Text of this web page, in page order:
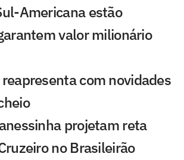
Americana estão
valor milionário
com novidades
projetam reta
no Brasileirão